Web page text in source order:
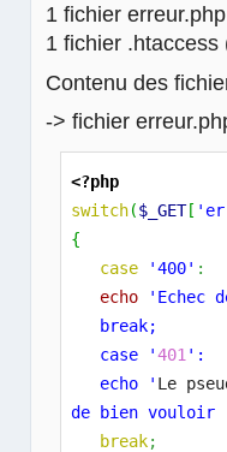
1 fichier
1 fichier
Contenu des
-> fichier
<?php
switch($_GET[
{
case
'400' :
echo
'Echec
break;
case '401 ':
echo ' Le
de bien vouloir
break;